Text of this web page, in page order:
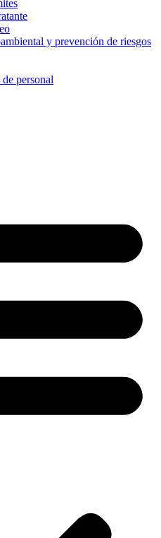
y prevención de riesgos
personal